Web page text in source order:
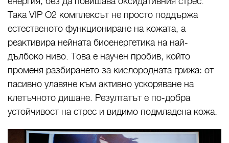
Така VIP O2 комплексът не просто поддържа
естественото функциониране на кожата, а
реактивира нейната биоенергетика на най-
дълбоко ниво. Това е научен пробив, който
променя разбирането за кислородната грижа: от
пасивно улавяне към активно ускоряване на
клетъчното дишане. Резултатът е по-добра
устойчивост на стрес и видимо подмладена кожа.